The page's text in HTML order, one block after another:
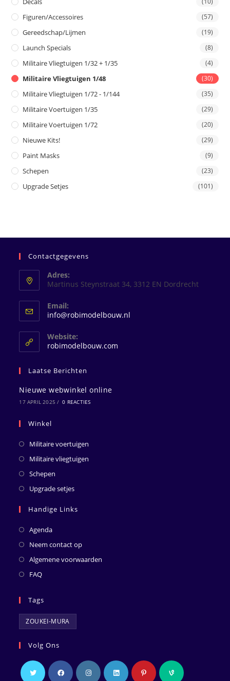
Figuren/Accessoires (57)
Gereedschap/Lijmen (19)
Launch Specials (8)
Militaire Vliegtuigen 1/32 + 1/35 (4)
Militaire Vliegtuigen 1/48 (30)
Militaire Vliegtuigen 1/72 - 1/144 (35)
Militaire Voertuigen 1/35 (29)
Militaire Voertuigen 1/72 (20)
Nieuwe Kits! (29)
Paint Masks (9)
Schepen (23)
Upgrade Setjes (101)
Contactgegevens
Adres:
Martinus Steynstraat 34, 3312 EN Dordrecht
Email:
info@robimodelbouw.nl
Website:
robimodelbouw.com
Laatse Berichten
Nieuwe webwinkel online
17 APRIL 2025 / 0 REACTIES
Winkel
Militaire voertuigen
Militaire vliegtuigen
Schepen
Upgrade setjes
Handige Links
Agenda
Neem contact op
Algemene voorwaarden
FAQ
Tags
ZOUKEI-MURA
Volg Ons